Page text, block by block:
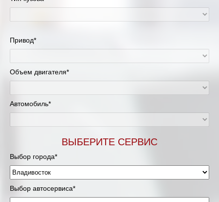
Привод*
Объем двигателя*
Автомобиль*
ВЫБЕРИТЕ СЕРВИС
Выбор города*
Выбор автосервиса*